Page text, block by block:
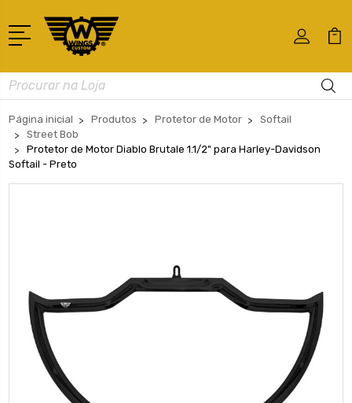
Busca
Página inicial Produtos Protetor de Motor
Softail
Street Bob
Protetor de Motor Diablo Brutale 1.1/2" para Harley-Davidson
Softail - Preto